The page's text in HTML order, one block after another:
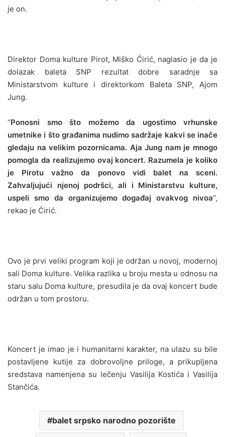
je on.
Direktor Doma kulture Pirot, Miško Ćirić, naglasio je da je
dolazak baleta SNP rezultat dobre saradnje sa
Ministarstvom kulture i direktorkom Baleta SNP, Ajom
Jung.
“Ponosni smo što možemo da ugostimo vrhunske
umetnike i što građanima nudimo sadržaje kakvi se inače
gledaju na velikim pozornicama. Aja Jung nam je mnogo
pomogla da realizujemo ovaj koncert. Razumela je koliko
je Pirotu važno da ponovo vidi balet na sceni.
Zahvaljujući njenoj podršci, ali i Ministarstvu kulture,
uspeli smo da organizujemo događaj ovakvog nivoa“,
rekao je Ćirić.
Ovo je prvi veliki program koji je održan u novoj, modernoj
sali Doma kulture. Velika razlika u broju mesta u odnosu na
staru salu Doma kulture, presudila je da ovaj koncert bude
održan u tom prostoru.
Koncert je imao je i humanitarni karakter, na ulazu su bile
postavljene kutije za dobrovoljne priloge, a prikupljena
sredstava namenjena su lečenju Vasilija Kostića i Vasilija
Stančića.
balet srpsko narodno pozorište